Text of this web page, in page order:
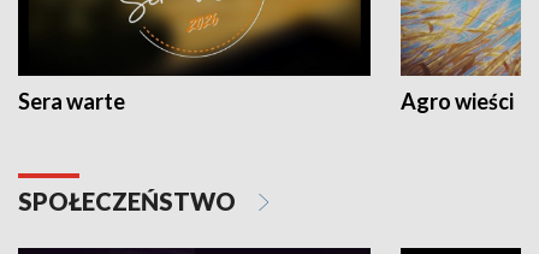
Sera warte Agro wieści
SPOŁECZEŃSTWO